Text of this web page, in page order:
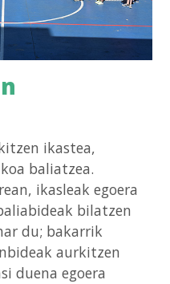
ikastea,
baliatzea.
ikasleak egoera
bilatzen
du; bakarrik
aurkitzen
duena egoera